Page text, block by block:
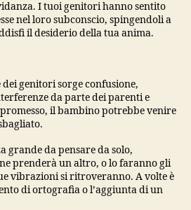
I tuoi genitori hanno sentito
nel loro subconscio, spingendoli a
il desiderio della tua anima.
genitori sorge confusione,
da parte dei parenti e
il bambino potrebbe venire
grande da pensare da solo,
prenderà un altro, o lo faranno gli
vibrazioni si ritroveranno. A volte è
di ortografia o l’aggiunta di un